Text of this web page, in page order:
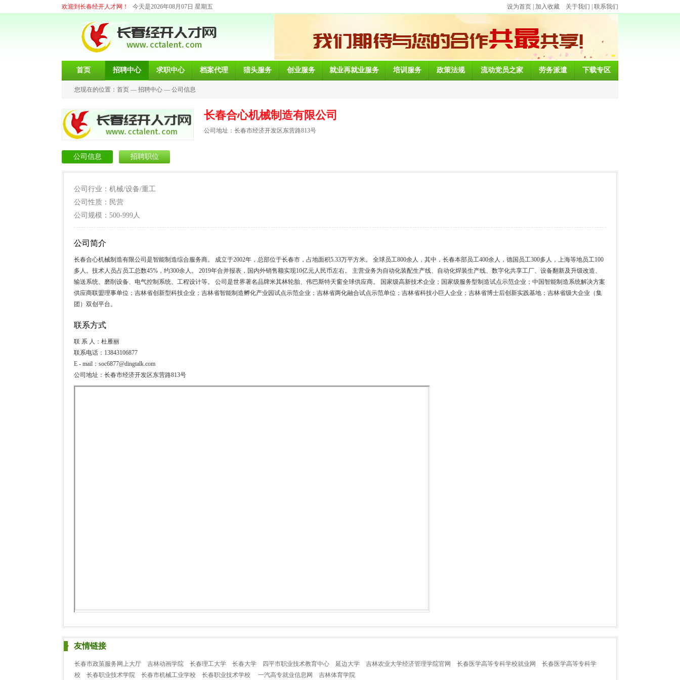
欢迎到长春经开人才网！ 今天是2026年08月07日 星期五 设为首页 加入收藏 关于我们 联系我们
首页 招聘中心 求职中心 档案代理 猎头服务 创业服务 就业再就业服务 培训服务 政策法规 流动党员之家 劳务派遣 下载专区
您现在的位置： 首页 — 招聘中心 — 公司信息
长春合心机械制造有限公司
公司地址：长春市经济开发区东营路813号
公司信息 招聘职位
公司行业：机械/设备/重工
公司性质：民营
公司规模：500-999人
公司简介
长春合心机械制造有限公司是智能制造综合服务商。 成立于2002年，总部位于长春市，占地面积5.33万平方米。 全球员工800余人，其中，长春本部员工400余人，德国员工300多人，上海等地员工100
多人。技术人员占员工总数45%，约300余人。 2019年合并报表，国内外销售额实现10亿元人民币左右。 主营业务为自动化装配生产线、自动化焊装生产线、数字化共享工厂、设备翻新及升级改造、
输送系统、磨削设备、电气控制系统、工程设计等。 公司是世界著名品牌米其林轮胎、伟巴斯特天窗全球供应商。 国家级高新技术企业；国家级服务型制造试点示范企业；中国智能制造系统解决方案
供应商联盟理事单位；吉林省创新型科技企业；吉林省智能制造孵化产业园试点示范企业；吉林省两化融合试点示范单位；吉林省科技小巨人企业；吉林省博士后创新实践基地；吉林省级大企业（集
团）双创平台。
联系方式
联 系 人：杜雁丽
联系电话：13843106877
E - mail：soc6877@dingtalk.com
公司地址：长春市经济开发区东营路813号
友情链接
长春市政策服务网上大厅 吉林动画学院 长春理工大学 长春大学 四平市职业技术教育中心 延边大学 吉林农业大学经济管理学院官网 长春医学高等专科学校就业网
长春医学高等专科学
校
长春职业技术学院 长春市机械工业学校 长春职业技术学校 一汽高专就业信息网 吉林体育学院